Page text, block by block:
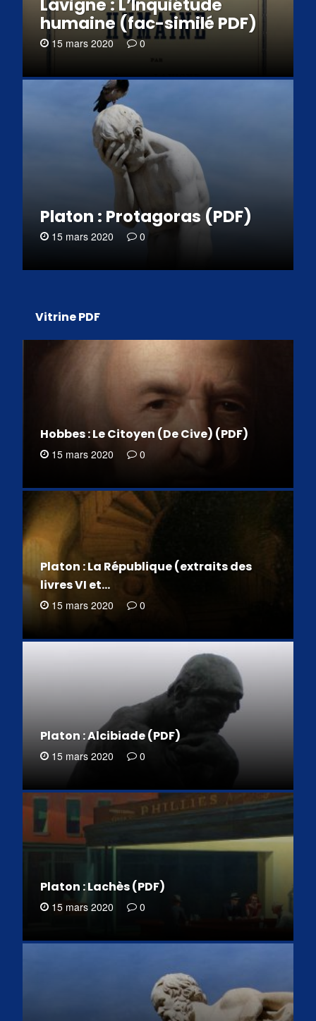
Lavigne : L’Inquiétude
humaine (fac-similé PDF)
15 mars 2020 0
Platon : Protagoras (PDF)
15 mars 2020 0
Vitrine PDF
Hobbes : Le Citoyen (De Cive) (PDF)
15 mars 2020 0
Platon : La République (extraits des
livres VI et…
15 mars 2020 0
Platon : Alcibiade (PDF)
15 mars 2020 0
Platon : Lachès (PDF)
15 mars 2020 0